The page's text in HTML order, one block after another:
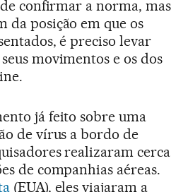
confirmar a norma, mas
da posição em que os
é preciso levar
movimentos e os dos
já feito sobre uma
de vírus a bordo de
realizaram cerca
de companhias aéreas.
(EUA), eles viajaram a